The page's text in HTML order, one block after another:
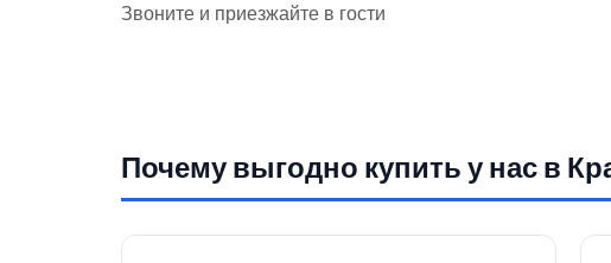
Звоните и приезжайте в гости
Почему выгодно купить у нас в